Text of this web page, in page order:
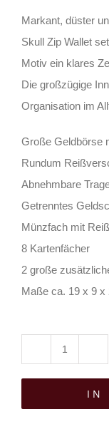
Markant, düster
Skull Zip Wallet
Motiv ein klares
Die großzügige
Organisation im
Große Geldbörse
Rundum
Abnehmbare
Getrenntes
Münzfach mit
8 Kartenfächer
2 große
Maße ca. 19 x 9 x
Attic
IN